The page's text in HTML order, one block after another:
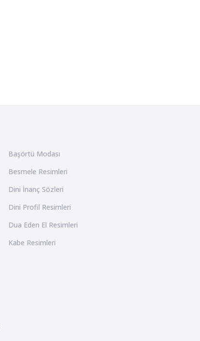
Başörtü Modası
Besmele Resimleri
Dini İnanç Sözleri
Dini Profil Resimleri
Dua Eden El Resimleri
Kabe Resimleri